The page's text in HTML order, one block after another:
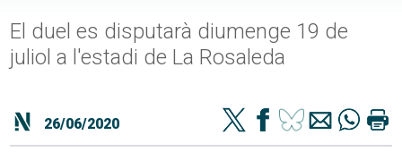
El duel es disputarà diumenge 19 de
juliol a l'estadi de La Rosaleda
26/06/2020